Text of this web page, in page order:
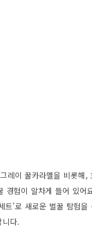
레이 꿀카라멜을 비롯해
경험이 알차게 들어 있어
트’로 새로운 벌꿀 탐험
니다.